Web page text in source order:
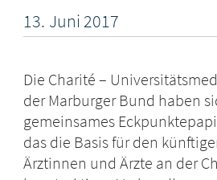
13. Juni2017
Die Charité –
der Marburger Bund haben
gemeinsames
das die Basis für den
Ärztinnen und Ärzte an der